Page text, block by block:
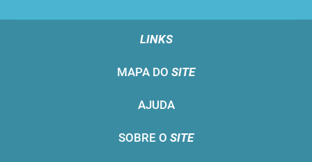
LINKS
MAPA DO SITE
AJUDA
SOBRE O SITE